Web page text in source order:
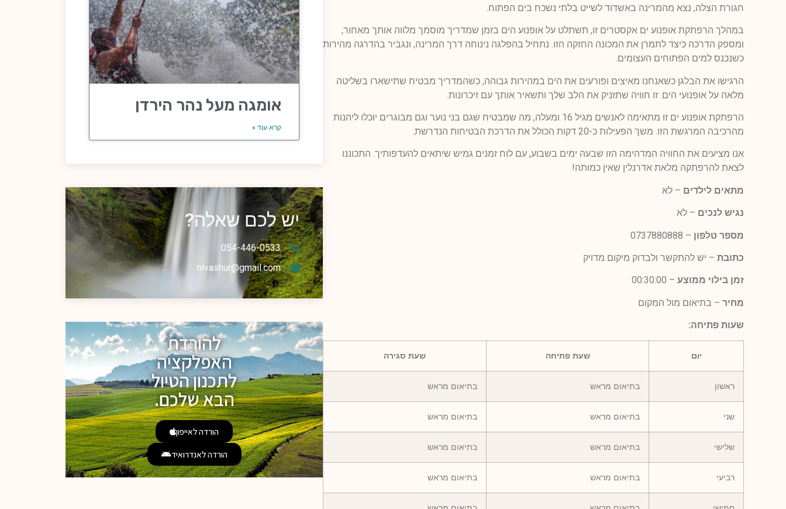
חגורת הצלה, נצא מהמרינה באשדוד לשייט בלתי נשכח בים הפתוח.
במהלך הרפתקת אופנוע ים אקסטרים זו, תשתלט על אופנוע הים בזמן שמדריך מוסמך מלווה אותך מאחור,
ומספק הדרכה כיצד לתמרן את המכונה החזקה הזו. נתחיל בהפלגה נינוחה דרך המרינה, ונגביר בהדרגה מהירות
כשנכנס למים הפתוחים העצומים.
הרגישו את הבלגן כשאנחנו מאיצים ופורעים את הים במהירות גבוהה, כשהמדריך מבטיח שתישארו בשליטה
מלאה על אופנועי הים. זו חוויה שתזניק את הלב שלך ותשאיר אותך עם זיכרונות.
הרפתקת אופנוע ים זו מתאימה לאנשים מגיל 16 ומעלה, מה שמבטיח שגם בני נוער וגם מבוגרים יוכלו ליהנות
מהרכיבה המרגשת הזו. משך הפעילות כ-20 דקות הכולל את הדרכת הבטיחות הנדרשת.
אנו מציעים את החוויה המדהימה הזו שבעה ימים בשבוע, עם לוח זמנים גמיש שיתאים להעדפותיך. התכוננו
לצאת להרפתקה מלאת אדרנלין שאין כמותה!
מתאים לילדים – לא
נגיש לנכים – לא
מספר טלפון – 0737880888
כתובת – יש להתקשר ולבדוק מיקום מדויק
זמן בילוי ממוצע – 00:30:00
מחיר – בתיאום מול המקום
שעות פתיחה:
יום שעת פתיחה שעת סגירה
ראשון בתיאום מראש בתיאום מראש
שני בתיאום מראש בתיאום מראש
שלישי בתיאום מראש בתיאום מראש
רביעי בתיאום מראש בתיאום מראש
אומגה מעל נהר הירדן
קרא עוד »
יש לכם שאלה?
054-446-0533
nivashur@gmail.com
להורדת
האפלקציה
לתכנון הטיול
הבא שלכם.
הורדה לאייפון
הורדה לאנדרואיד